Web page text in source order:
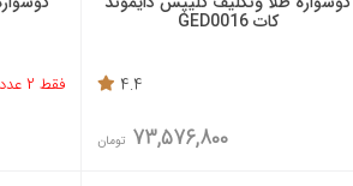
کات GED0016
4.4
73,576,800 تومان
فقط 2 عدد باقی مانده